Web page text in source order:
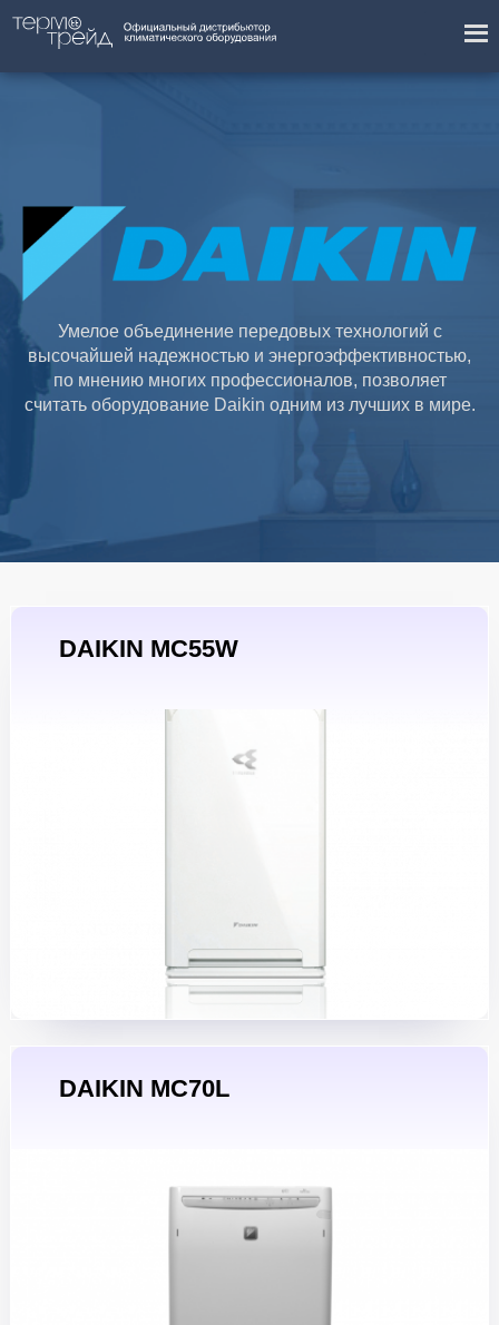
Умелое объединение передовых технологий с
высочайшей надежностью и энергоэффективностью,
по мнению многих профессионалов, позволяет
считать оборудование Daikin одним из лучших в мире.
DAIKIN MC55W
DAIKIN MC70L